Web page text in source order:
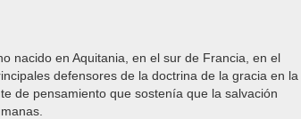
nacido en Aquitania, en el sur de Francia, en el
defensores de la doctrina de la gracia en la
de pensamiento que sostenía que la salvación